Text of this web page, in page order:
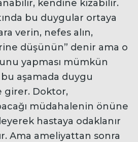
kendine kızabilir.
bu duygular ortaya
verin, nefes alın,
düşünün” denir ama o
yapması mümkün
aşamada duygu
girer. Doktor,
müdahalenin önüne
hastaya odaklanır
Ama ameliyattan sonra